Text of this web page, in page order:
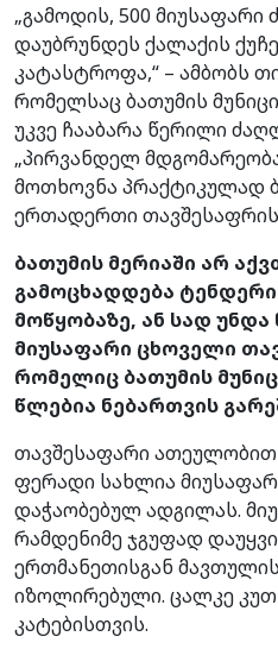
„გამოდის, 500
დაუბრუნდეს ქალაქის
კატასტროფა,“ – ამბობს
რომელსაც ბათუმის
უკვე ჩააბარა წერილი
„პირვანდელ
მოთხოვნა პრაქტიკულად
ერთადერთი თავშესაფრის
ბათუმის მერიაში არ
გამოცხადდება
მოწყობაზე, ან სად უნდა
მიუსაფარი ცხოველი
რომელიც ბათუმის
წლებია ნებართვის
თავშესაფარი
ფერადი სახლია
დაჭაობებულ ადგილას.
რამდენიმე ჯგუფად
ერთმანეთისგან
იზოლირებული. ცალკე
კატებისთვის.